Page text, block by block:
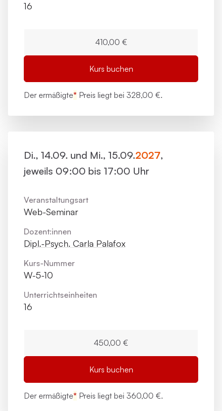
16
410,00 €
Kurs buchen
Der ermäßigte* Preis liegt bei 328,00 €.
Di., 14.09. und Mi., 15.09.2027,
jeweils 09:00 bis 17:00 Uhr
Veranstaltungsart
Web-Seminar
Dozent:innen
Dipl.-Psych. Carla Palafox
Kurs-Nummer
W-5-10
Unterrichts­einheiten
16
450,00 €
Kurs buchen
Der ermäßigte* Preis liegt bei 360,00 €.